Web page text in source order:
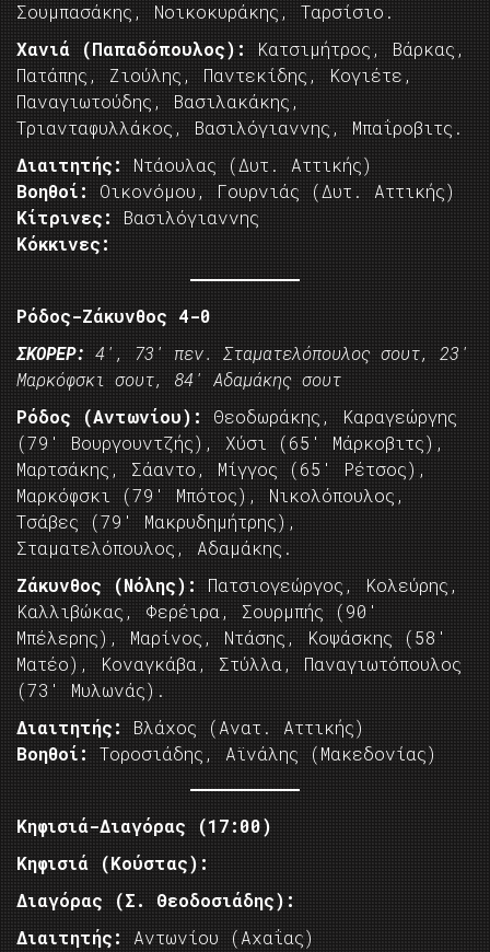
Σουμπασάκης, Νοικοκυράκης, Ταρσίσιο.
Χανιά (Παπαδόπουλος): Κατσιμήτρος, Βάρκας,
Πατάπης, Ζιούλης, Παντεκίδης, Κογιέτε,
Παναγιωτούδης, Βασιλακάκης,
Τριανταφυλλάκος, Βασιλόγιαννης, Μπαΐροβιτς.
Διαιτητής:
Ντάουλας (Δυτ. Αττικής)
Βοηθοί:
Οικονόμου, Γουρνιάς (Δυτ. Αττικής)
Κίτρινες: Βασιλόγιαννης
Κόκκινες:
Ρόδος-Ζάκυνθος 4-0
ΣΚΟΡΕΡ: 4′, 73′ πεν. Σταματελόπουλος σουτ, 23′
Μαρκόφσκι σουτ, 84′ Αδαμάκης σουτ
Ρόδος (Αντωνίου): Θεοδωράκης, Καραγεώργης
(79′ Βουργουντζής), Χύσι (65′ Μάρκοβιτς),
Μαρτσάκης, Σάαντο, Μίγγος (65′ Ρέτσος),
Μαρκόφσκι (79′ Μπότος), Νικολόπουλος,
Τσάβες (79′ Μακρυδημήτρης),
Σταματελόπουλος, Αδαμάκης.
Ζάκυνθος (Νόλης): Πατσιογεώργος, Κολεύρης,
Καλλιβώκας, Φερέιρα, Σουρμπής (90′
Μπέλερης), Μαρίνος, Ντάσης, Κοψάσκης (58′
Ματέο), Κοναγκάβα, Στύλλα, Παναγιωτόπουλος
(73′ Μυλωνάς).
Διαιτητής:
Βλάχος (Ανατ. Αττικής)
Βοηθοί:
Τοροσιάδης, Αϊνάλης (Μακεδονίας)
Κηφισιά-Διαγόρας (17:00)
Κηφισιά (Κούστας):
Διαγόρας (Σ. Θεοδοσιάδης):
Διαιτητής:
Αντωνίου (Αχαΐας)